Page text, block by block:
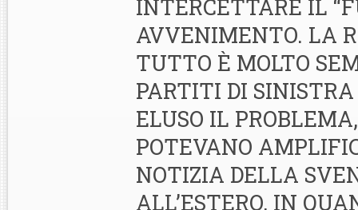
INTERCETTARE IL
AVVENIMENTO. LA
TUTTO È MOLTO
PARTITI DI
ELUSO IL
POTEVANO
NOTIZIA DELLA
ALL’ESTERO, IN